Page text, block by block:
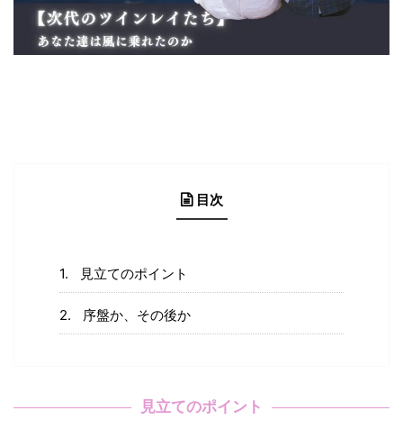
目次
見立てのポイント
序盤か、その後か
見立てのポイント